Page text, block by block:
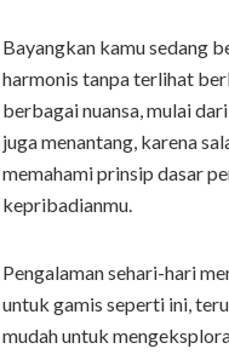
Bayangkan kamu sedang
harmonis tanpa terlihat
berbagai nuansa, mulai
juga menantang, karena
memahami prinsip dasar
kepribadianmu.
Pengalaman sehari-hari
untuk gamis seperti ini,
mudah untuk